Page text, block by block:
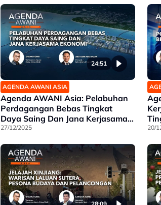
24:51
AGENDA AWANI ASIA
Agenda AWANI Asia: Pelabuhan
Perdagangan Bebas Tingkat
Daya Saing Dan Jana Kerjasama
Ekonomi
27/12/2025 20/